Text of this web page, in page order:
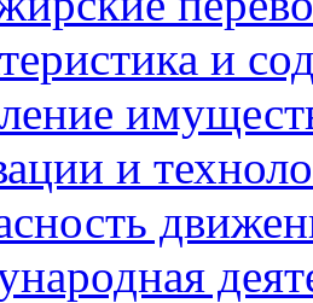
и
и